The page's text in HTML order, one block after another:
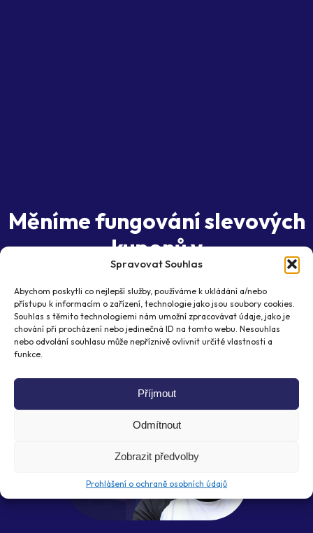
Spravovat Souhlas
Abychom poskytli co nejlepší služby, používáme k ukládání a/nebo
přístupu k informacím o zařízení, technologie jako jsou soubory cookies.
Souhlas s těmito technologiemi nám umožní zpracovávat údaje, jako je
chování při procházení nebo jedinečná ID na tomto webu. Nesouhlas
nebo odvolání souhlasu může nepříznivě ovlivnit určité vlastnosti a
funkce.
Příjmout
Odmítnout
Zobrazit předvolby
Prohlášení o ochraně osobních údajů
Měníme fungování slevových
kuponů v
e-commerce
Získejte zákazníky, které nemáte šanci získat z
tradičních marketingových kanálů.
Domluvte si schůzku